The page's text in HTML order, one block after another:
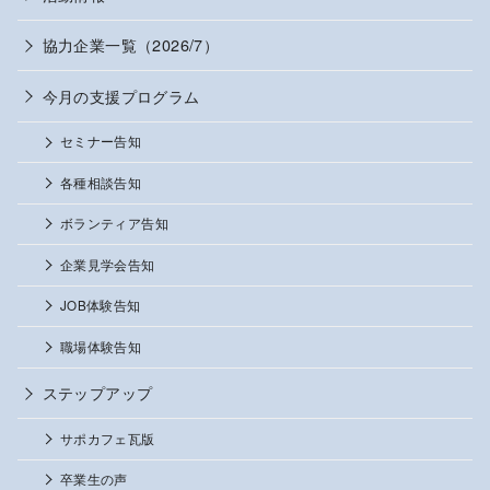
協力企業一覧（2026/7）
今月の支援プログラム
セミナー告知
各種相談告知
ボランティア告知
企業見学会告知
JOB体験告知
職場体験告知
ステップアップ
サポカフェ瓦版
卒業生の声